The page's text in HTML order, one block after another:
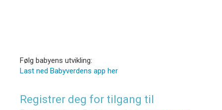
Følg babyens utvikling:
Last ned Babyverdens app her
Registrer deg for tilgang til